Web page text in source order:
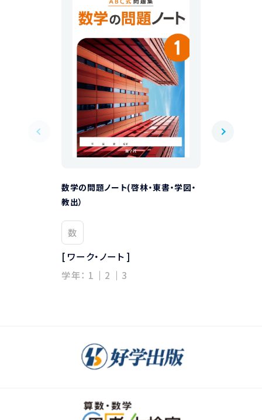
数学の問題ノート(啓林・東書・学図・
教出）
数
[ ワーク・ノート ]
学年： 1 2 3